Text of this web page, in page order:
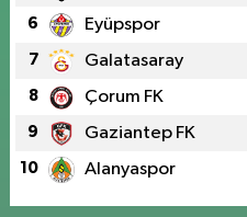
6 Eyüpspor
7 Galatasaray
8 Çorum FK
9 Gaziantep FK
10 Alanyaspor